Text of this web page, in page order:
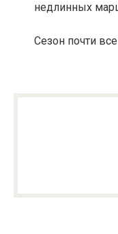
недлинных
Сезон почти